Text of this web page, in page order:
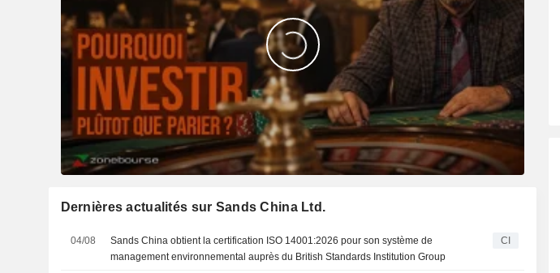
Dernières actualités sur Sands China Ltd.
04/08
Sands China obtient la certification ISO 14001:2026 pour son système de
management environnemental auprès du British Standards Institution Group
CI